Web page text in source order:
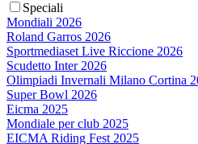
Speciali
Mondiali 2026
Roland Garros 2026
Sportmediaset Live Riccione 2026
Scudetto Inter 2026
Olimpiadi Invernali Milano Cortina
Super Bowl 2026
Eicma 2025
Mondiale per club 2025
EICMA Riding Fest 2025